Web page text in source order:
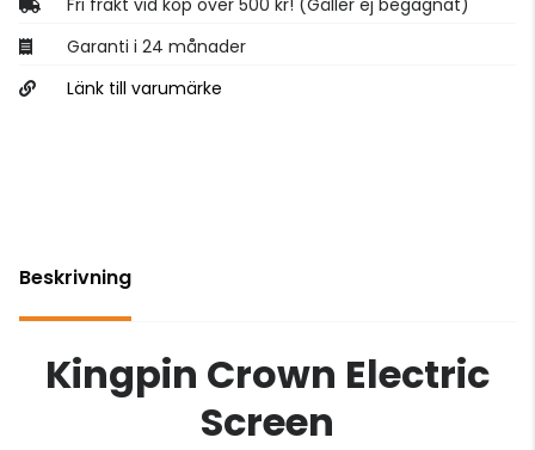
Garanti i 24 månader
Länk till varumärke
Beskrivning
Kingpin Crown Electric
Screen